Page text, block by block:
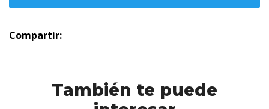
Compartir:
También te puede